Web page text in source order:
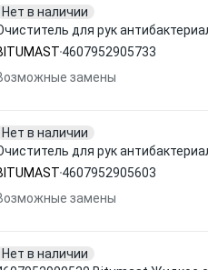
Нет в наличии
для рук
4607952905733
замены
Нет в наличии
для рук
4607952905603
замены
Нет в наличии